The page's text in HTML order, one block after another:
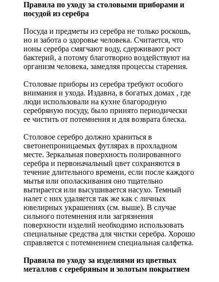
Правила по уходу за столовыми приборами и
посудой из серебра
Посуда и предметы из серебра не только роскошь,
но и забота о здоровье человека. Считается, что
ионы серебра смягчают воду, сдерживают рост
бактерий, а потому благотворно воздействуют на
организм человека, замедляя процессы старения.
Столовые приборы из серебра требуют особого
внимания и ухода. Издавна, в богатых домах , где
люди использовали на кухне благородную
серебряную посуду, было принято периодически
ее чистить от потемнения и для возврата блеска.
Столовое серебро должно храниться в
светонепроницаемых футлярах в прохладном
месте. Зеркальная поверхность полированного
серебра и первоначальный цвет сохраняются в
течение длительного времени, если после каждого
мытья или ополаскивания оно тщательно
вытирается или высушивается насухо. Темный
налет с них удаляется так же как с личных
ювелирных украшениях (см. выше). В случае
сильного потемнения или загрязнения
поверхности изделий необходимо использовать
специальные средства для чистки серебра. Хорошо
справляется с потемнением специальная салфетка.
Правила по уходу за изделиями из цветных
металлов с серебряным и золотым покрытием